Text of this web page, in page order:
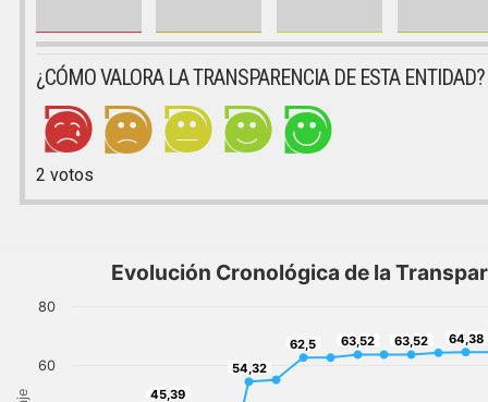
¿CÓMO VALORA LA TRANSPARENCIA DE ESTA ENTIDAD?
2 votos
Evolución Cronológica de la
45,39
45,39
54,32
54,32
62,5
62,5 63,52
63,52 63,52
63,52 64,38
64,38
60
80